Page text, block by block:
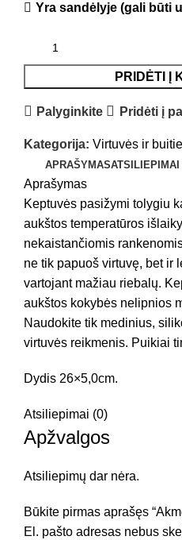
Yra sandėlyje (gali būti
PRIDĖTI Į
Palyginkite Pridėti į
Kategorija: Virtuvės ir
APRAŠYMASATSILIEPIMAI
Aprašymas
Keptuvės pasižymi tolygiu
aukštos temperatūros
nekaistančiomis
ne tik papuoš virtuvę, bet ir
vartojant mažiau riebalų.
aukštos kokybės nelipnios
Naudokite tik medinius,
virtuvės reikmenis. Puikiai
Dydis 26×5,0cm.
Atsiliepimai (0)
Apžvalgos
Atsiliepimų dar nėra.
Būkite pirmas aprašęs
El. pašto adresas nebus